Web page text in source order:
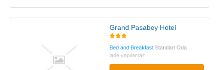
Grand Pasabey Hotel
Bed and Breakfast Standart Oda
iade yapılamaz